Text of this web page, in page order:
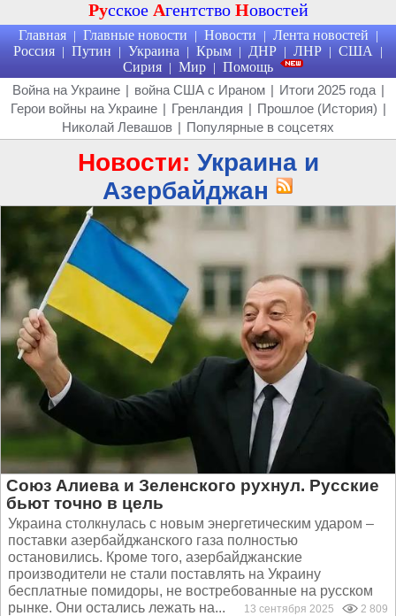
Русское Агентство Новостей
Главная | Главные новости | Новости | Лента новостей |
Россия | Путин | Украина | Крым | ДНР | ЛНР | США |
Сирия | Мир | Помощь
Война на Украине | война США с Ираном | Итоги 2025 года |
Герои войны на Украине | Гренландия | Прошлое (История) |
Николай Левашов | Популярные в соцсетях
Новости: Украина и
Азербайджан
Союз Алиева и Зеленского рухнул. Русские
бьют точно в цель
Украина столкнулась с новым энергетическим ударом –
поставки азербайджанского газа полностью
остановились. Кроме того, азербайджанские
производители не стали поставлять на Украину
бесплатные помидоры, не востребованные на русском
рынке. Они остались лежать на...
13 сентября 2025 2 809